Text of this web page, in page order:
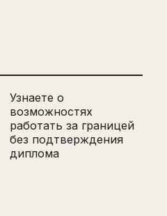
Узнаете о
возможностях
работать за границей
без подтверждения
диплома